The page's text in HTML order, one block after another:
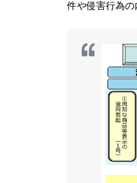
件や侵害行為の